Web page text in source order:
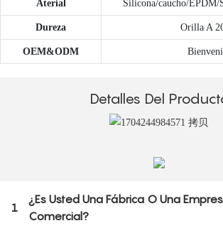
Aterial Silicona/caucho/EPDM/
Dureza Orilla A
OEM&ODM
Detalles Del
1
¿Es Usted Una Fábrica O Una
Comercial?